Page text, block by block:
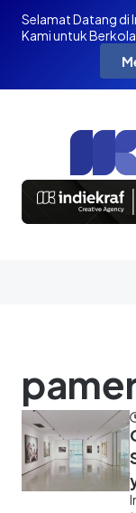
Selamat Datang di
Kami untuk